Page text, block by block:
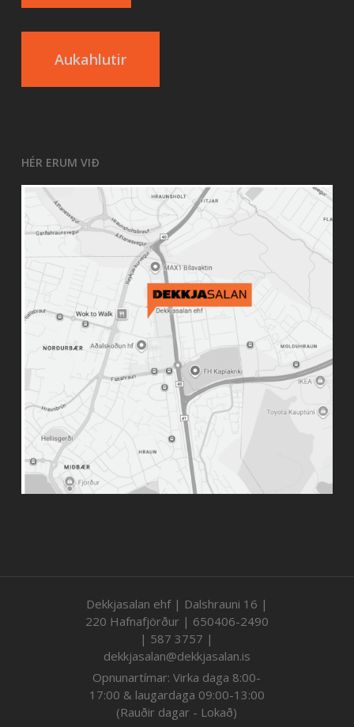
Aukahlutir
HÉR ERUM VIÐ
Dekkjasalan ehf | Dalshrauni 16 |
220 Hafnafjörður | 650406-2490
| 587 3757 |
dekkjasalan@dekkjasalan.is
Opnunartímar: Virka daga 8:00-
17:00 & laugardaga 09:00-13:00
(Rauðir dagar - Lokað)